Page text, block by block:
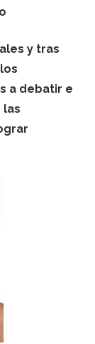
y tras
a debatir e
las